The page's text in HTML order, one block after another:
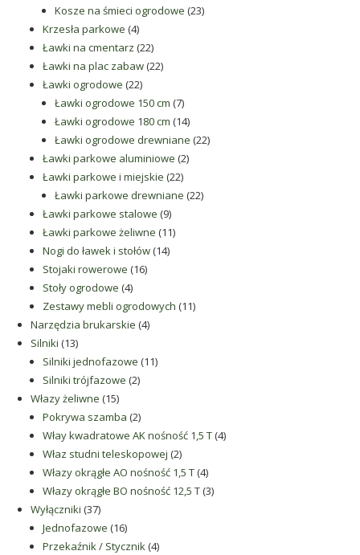
Kosze na śmieci ogrodowe 2323
Krzesła parkowe 44
produkty
Ławki na cmentarz 2222
produkty
Ławki na plac zabaw 2222
Ławki ogrodowe 2222
produkty
Ławki ogrodowe 150 cm 77
produktów
Ławki ogrodowe 180 cm 1414
produktów
Ławki ogrodowe drewniane 2222
Ławki parkowe aluminiowe 22
Ławki parkowe i miejskie 2222
produkty
Ławki parkowe drewniane 2222
Ławki parkowe stalowe 99
produktów
Ławki parkowe żeliwne 1111
Nogi do ławek i stołów 1414
Stojaki rowerowe 1616
Stoły ogrodowe 44
produkty
Zestawy mebli ogrodowych 1111
Narzędzia brukarskie 44
Silniki 1313
produktów
Silniki jednofazowe 1111
Silniki trójfazowe 22
Włazy żeliwne 1515
produktów
Pokrywa szamba 22
produkty
Włay kwadratowe AK nośność 1,5 T 44
Właz studni teleskopowej 22
produkty
Włazy okrągłe AO nośność 1,5 T 44
produkty
Włazy okrągłe BO nośność 12,5 T 33
Wyłączniki 3737
produktów
Jednofazowe 1616
produktów
Przekaźnik / Stycznik 44